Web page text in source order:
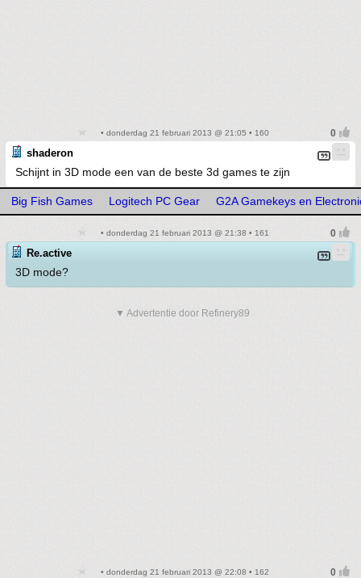
• donderdag 21 februari 2013 @ 21:05 • 160
shaderon
Schijnt in 3D mode een van de beste 3d games te zijn
Big Fish Games Logitech PC Gear G2A Gamekeys en
• donderdag 21 februari 2013 @ 21:38 • 161
Re.active
3D mode?
▼ Advertentie door Refinery89
• donderdag 21 februari 2013 @ 22:08 • 162